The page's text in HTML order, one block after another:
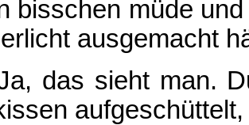
bisschen müde
ausgemacht
das sieht man.